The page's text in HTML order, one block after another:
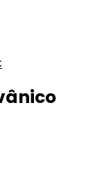
atual